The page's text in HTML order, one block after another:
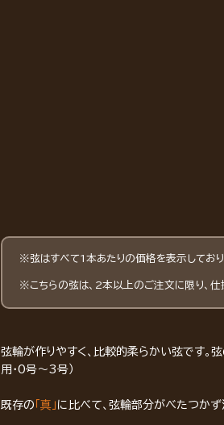
※弦はすべて1本あたりの価格を表示しており
※こちらの弦は、2本以上のご注文に限り、仕
弦輪が作りやすく、比較的柔らかい弦です。
用・0号～3号）
既存の 「真」 に比べて、弦輪部分がべたつかず